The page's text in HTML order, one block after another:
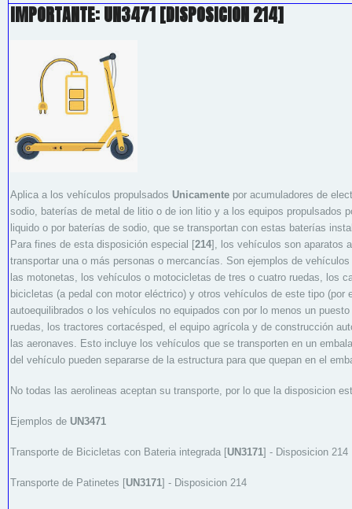
IMPORTANTE: UN3471 [DISPOSICION 214]
Aplica a los vehículos propulsados Unicamente por acumuladores de
sodio, baterías de metal de litio o de ion litio y a los equipos propulsados
liquido o por baterías de sodio, que se transportan con estas baterías
Para fines de esta disposición especial [214], los vehículos son aparatos
transportar una o más personas o mercancías. Son ejemplos de
las motonetas, los vehículos o motocicletas de tres o cuatro ruedas, los
bicicletas (a pedal con motor eléctrico) y otros vehículos de este tipo (por
autoequilibrados o los vehículos no equipados con por lo menos un
ruedas, los tractores cortacésped, el equipo agrícola y de construcción
las aeronaves. Esto incluye los vehículos que se transporten en un
del vehículo pueden separarse de la estructura para que quepan en el
No todas las aerolineas aceptan su transporte, por lo que la disposicion
Ejemplos de UN3471
Transporte de Bicicletas con Bateria integrada [UN3171] - Disposicion 214
Transporte de Patinetes [UN3171] - Disposicion 214